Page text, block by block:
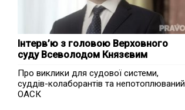
Інтерв’ю з головою Верховного
суду Всеволодом Князєвим
Про виклики для судової системи,
суддів-колаборантів та непотоплюваний
ОАСК